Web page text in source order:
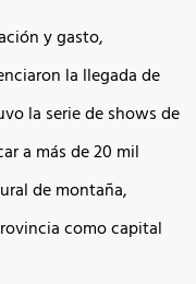
y gasto,
la llegada de
la serie de shows de
a más de 20 mil
de montaña,
como capital